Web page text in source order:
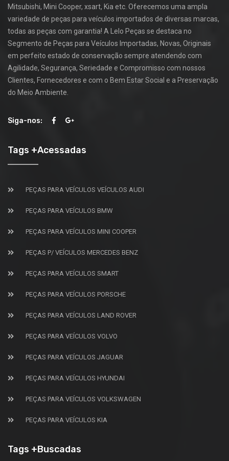
Mitsubishi, Mini Cooper, xsart, Kia etc. Oferecemos uma ampla
variedade de peças para veículos importados de diversas marcas,
todas as peças com garantia! A Lelo Peças se destaca no
Segmento de Peças para Veículos Importadas, Novas, Originais
em perfeito estado de conservação sempre atendendo com
Agilidade, Segurança, Seriedade e Compromisso com nossos
Clientes, Fornecedores e com o Bem Estar Social e a Preservação
do Meio Ambiente.
Siga-nos:
Tags +Acessadas
PEÇAS PARA VEÍCULOS VEÍCULOS AUDI
PEÇAS PARA VEÍCULOS BMW
PEÇAS PARA VEÍCULOS MINI COOPER
PEÇAS P/ VEÍCULOS MERCEDES BENZ
PEÇAS PARA VEÍCULOS SMART
PEÇAS PARA VEÍCULOS PORSCHE
PEÇAS PARA VEÍCULOS LAND ROVER
PEÇAS PARA VEÍCULOS VOLVO
PEÇAS PARA VEÍCULOS JAGUAR
PEÇAS PARA VEÍCULOS HYUNDAI
PEÇAS PARA VEÍCULOS VOLKSWAGEN
PEÇAS PARA VEÍCULOS KIA
Tags +Buscadas